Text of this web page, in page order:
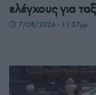
ελέγχους για
7/08/2026 - 11:57μμ